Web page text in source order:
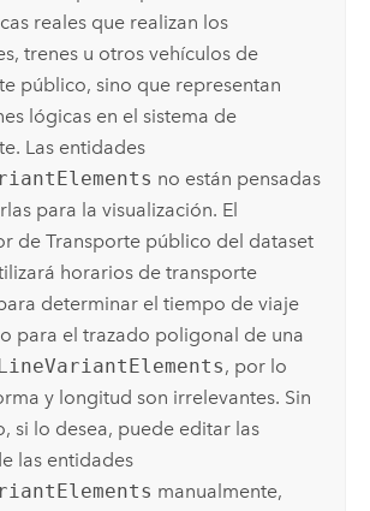
reales que realizan los
trenes u otros vehículos de
público, sino que representan
lógicas en el sistema de
Las entidades
no están pensadas
para la visualización. El
de Transporte público del dataset
horarios de transporte
determinar el tiempo de viaje
para el trazado poligonal de una
, por lo
y longitud son irrelevantes. Sin
si lo desea, puede editar las
las entidades
manualmente,